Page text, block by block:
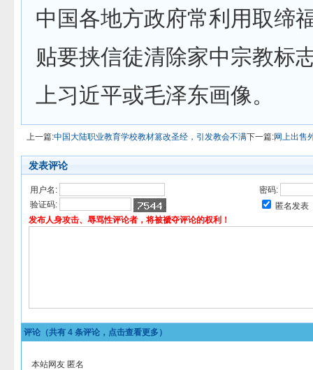
中国各地方政府常利用取缔
贴要挟信徒清除家中宗教标
上习近平或毛泽东画像。
上一篇:中国大陆职业教育学校教材篡改圣经，引发教会不满下一篇:网上出售
发表评论
用户名:
密码:
验证码:
匿名发表
发布人身攻击、辱骂性评论者，将被褫夺评论的权利！
评论（共有 4 条评论，点击查看更多）
本站网友 匿名